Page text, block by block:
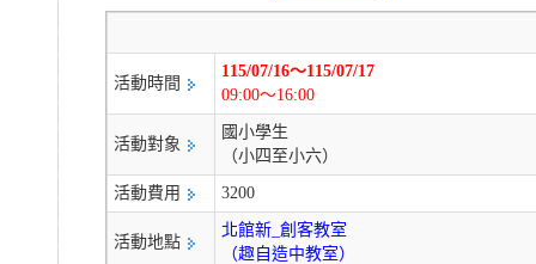
活動時間
115/07/16～115/07/17
09:00～16:00
活動對象
國小學生
（小四至小六）
活動費用 3200
活動地點
北館新_創客教室
（趣自造中教室）